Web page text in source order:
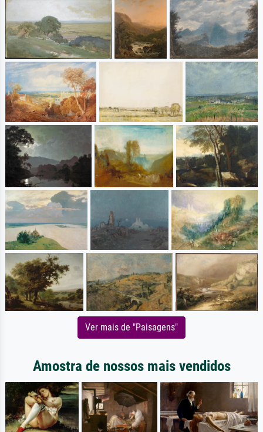
Ver mais de "Paisagens"
Amostra de nossos mais vendidos